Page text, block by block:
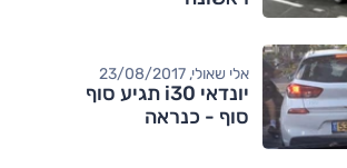
אלי שאולי, 23/08/2017
יונדאי i30 תגיע סוף
סוף - כנראה